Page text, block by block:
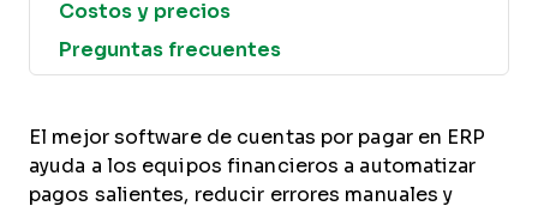
Costos y precios
Preguntas frecuentes
El mejor software de cuentas por pagar en ERP
ayuda a los equipos financieros a automatizar
pagos salientes, reducir errores manuales y